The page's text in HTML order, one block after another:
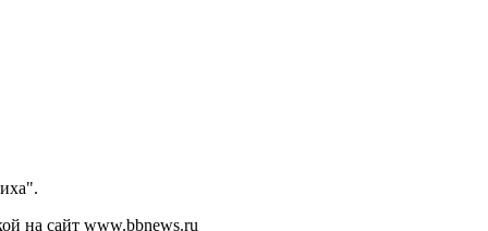
на сайт www.bbnews.ru